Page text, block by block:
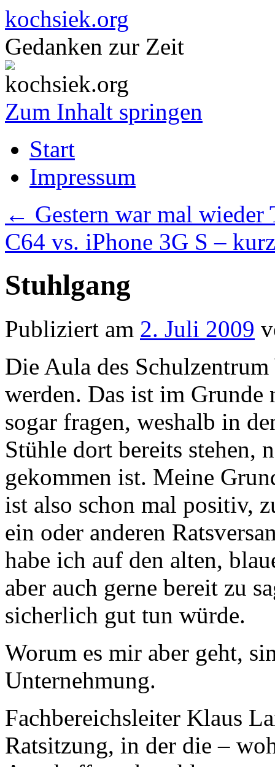
kochsiek.org
Gedanken zur Zeit
Zum Inhalt springen
Start
Impressum
← Gestern war mal wieder
C64 vs. iPhone 3G S –
Stuhlgang
Publiziert am 2. Juli 2009
Die Aula des
werden. Das ist im
sogar fragen, weshalb in
Stühle dort bereits stehen,
gekommen ist. Meine
ist also schon mal positiv,
ein oder anderen
habe ich auf den alten,
aber auch gerne bereit zu
sicherlich gut tun würde.
Worum es mir aber geht,
Unternehmung.
Fachbereichsleiter Klaus
Ratsitzung, in der die –